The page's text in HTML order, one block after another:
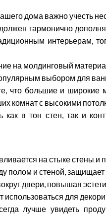
дома важно учесть
гармонично
интерьерам,
на молдинговый
выбором для
что большие и широкие
комнат с высокими
как в тон стен, так и
на стыке стены и
полом и стеной, защищает
двери, повышая
для
лучше увидеть